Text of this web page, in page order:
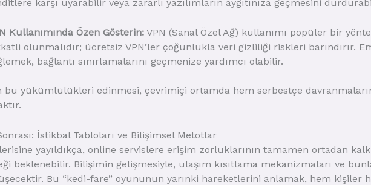
karşı uyarabilir veya zararlı yazılımların aygıtınıza geçmesini
Kullanımında Özen Gösterin: VPN (Sanal Özel Ağ) kullanımı popüler bir
olunmalıdır; ücretsiz VPN’ler çoğunlukla veri gizliliği riskleri barındırır.
bağlantı sınırlamalarını geçmenize yardımcı olabilir.
bu yükümlülükleri edinmesi, çevrimiçi ortamda hem serbestçe
İstikbal Tabloları ve Bilişimsel Metotlar
yayıldıkça, online servislere erişim zorluklarının tamamen ortadan
beklenebilir. Bilişimin gelişmesiyle, ulaşım kısıtlama mekanizmaları ve
Bu “kedi-fare” oyununun yarınki hareketlerini anlamak, hem